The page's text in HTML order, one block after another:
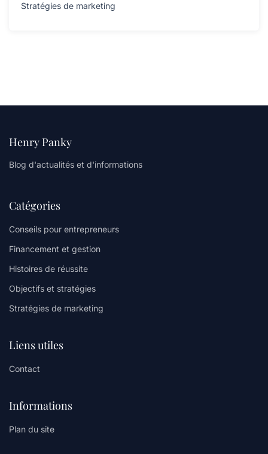
Stratégies de marketing
Henry Panky
Blog d'actualités et d'informations
Catégories
Conseils pour entrepreneurs
Financement et gestion
Histoires de réussite
Objectifs et stratégies
Stratégies de marketing
Liens utiles
Contact
Informations
Plan du site